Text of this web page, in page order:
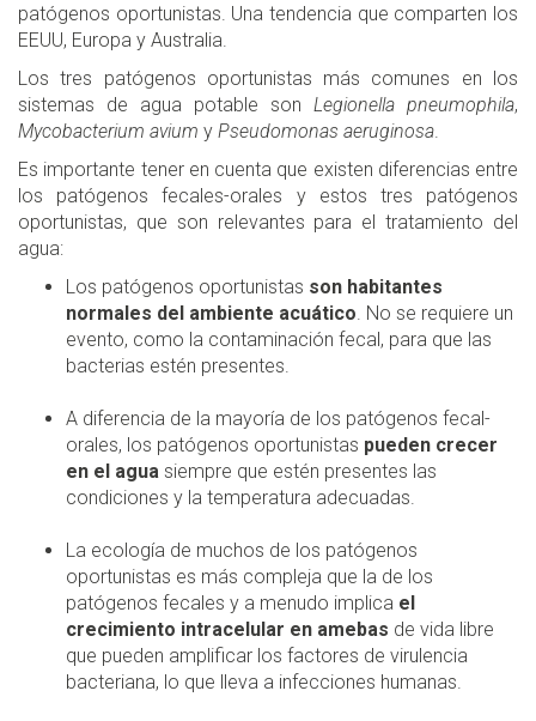
patógenos oportunistas. Una tendencia que comparten los
EEUU, Europa y Australia.
Los tres patógenos oportunistas más comunes en los
sistemas de agua potable son Legionella pneumophila,
Mycobacterium avium y Pseudomonas aeruginosa
Es importante tener en cuenta que existen diferencias entre
los patógenos fecales-orales y estos tres patógenos
oportunistas, que son relevantes para el tratamiento del
agua:
Los patógenos oportunistas son habitantes
normales del ambiente acuático . No se requiere un
evento, como la contaminación fecal, para que las
bacterias estén presentes.
A diferencia de la mayoría de los patógenos fecal-
orales, los patógenos oportunistas pueden crecer
en el agua siempre que estén presentes las
condiciones y la temperatura adecuadas.
La ecología de muchos de los patógenos
oportunistas es más compleja que la de los
patógenos fecales y a menudo implica el
crecimiento intracelular en amebas de vida libre
que pueden amplificar los factores de virulencia
bacteriana, lo que lleva a infecciones humanas.